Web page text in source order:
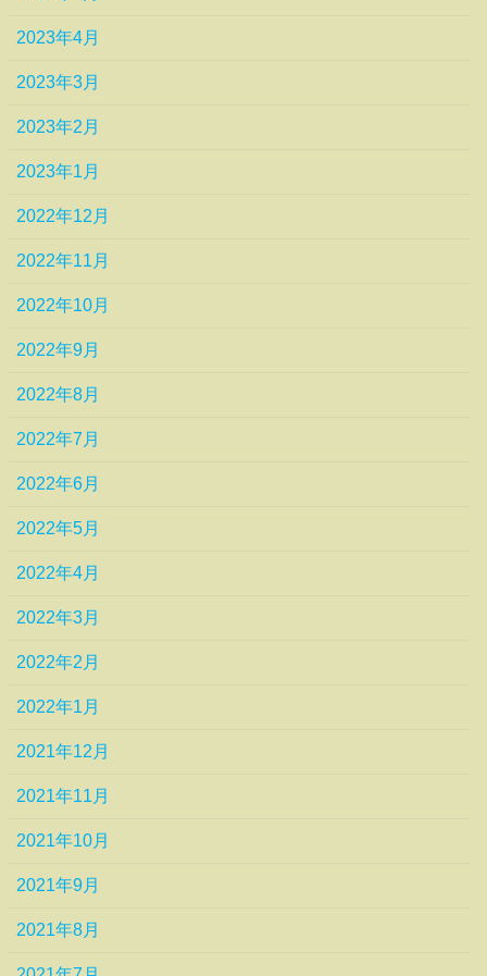
2023年4月
2023年3月
2023年2月
2023年1月
2022年12月
2022年11月
2022年10月
2022年9月
2022年8月
2022年7月
2022年6月
2022年5月
2022年4月
2022年3月
2022年2月
2022年1月
2021年12月
2021年11月
2021年10月
2021年9月
2021年8月